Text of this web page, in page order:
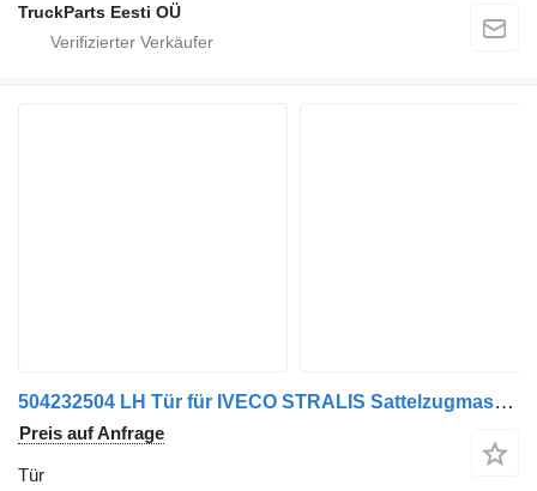
TruckParts Eesti OÜ
504232504 LH Tür für IVECO STRALIS Sattelzugmaschine
Preis auf Anfrage
Tür